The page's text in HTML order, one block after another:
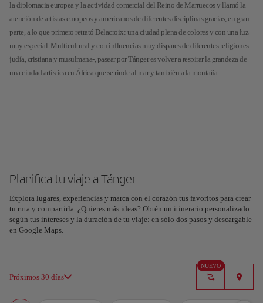
la diplomacia europea y la actividad comercial del Reino de Marruecos y llamó la
atención de artistas europeos y americanos de diferentes disciplinas gracias, en gran
parte, a lo que primero retrató Delacroix: una ciudad plena de colores y con una luz
muy especial. Multicultural y con influencias muy dispares de diferentes religiones -
judía, cristiana y musulmana-, pasear por Tánger es volver a respirar la grandeza de
una ciudad artística en África que se rinde al mar y también a la montaña.
Planifica tu viaje a Tánger
Explora lugares, experiencias y marca con el corazón tus favoritos para crear
tu ruta y compartirla. ¿Quieres más ideas? Obtén un itinerario personalizado
según tus intereses y la duración de tu viaje: en sólo dos pasos y descargable
en Google Maps.
Próximos 30 días
NUEVO
Planifica tu viaje con nuestra nueva herramienta con IA
Genera un itinerario en segundos y crea una experiencia
personalizada en la ciudad.